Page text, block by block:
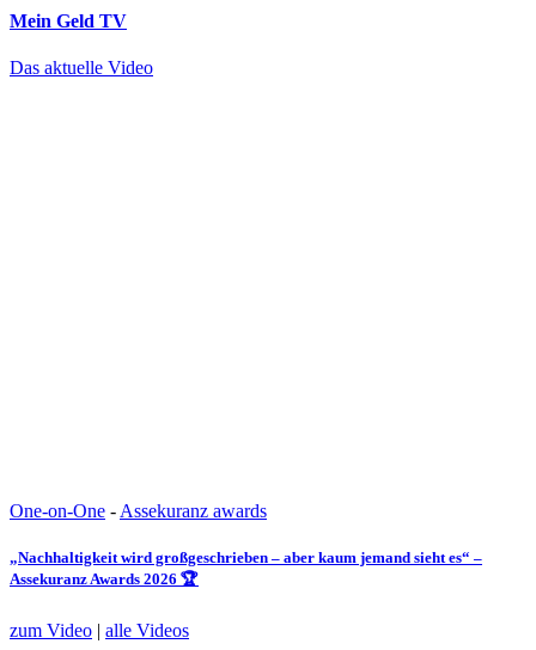
Mein Geld TV
Das aktuelle Video
One-on-One - Assekuranz awards
„Nachhaltigkeit wird großgeschrieben – aber kaum jemand sieht es“ –
Assekuranz Awards 2026 🏆
zum Video | alle Videos